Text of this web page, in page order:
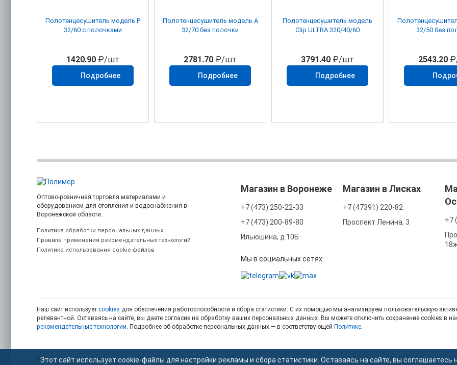
Полотенцесушитель модель P
32/60 с полочками
1420.90 ₽/шт
Подробнее
Полотенцесушитель модель A
32/70 без полочки
2781.70 ₽/шт
Подробнее
Полотенцесушитель модель
Clip ULTRA 320/40/60
3791.40 ₽/шт
Подробнее
32/50 без
2543.20
Оптово-розничная торговля материалами и
оборудованием для отопления и водоснабжения в
Воронежской области.
Политика обработки персональных данных
Правила применения рекомендательных технологий
Политика использования cookie-файлов
Магазин в Воронеже
+7 (473) 250-22-33
+7 (473) 200-89-80
Ильюшина, д.10Б
Мы в социальных сетях:
Магазин в Лисках
+7 (47391) 220-82
Проспект Ленина, 3
+7
Наш сайт использует cookies для обеспечения работоспособности и сбора статистики. С их помощью мы анализируем пользовательскую
релевантной. Оставаясь на сайте, вы даете согласие на обработку ваших персональных данных. Вы можете отключить сохранение cookies в
рекомендательные технологии. Подробнее об обработке персональных данных — в соответствующей Политике.
© 2006 — 2026. Полимер.
Этот сайт использует cookie-файлы для настройки рекламы и сбора статистики. Оставаясь на сайте, вы соглашаетесь